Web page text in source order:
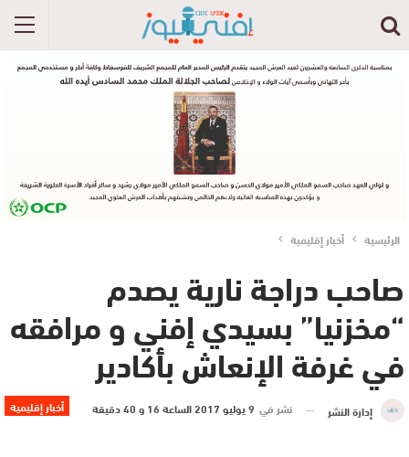
الرئيسية أخبار إقليمية
صاحب دراجة نارية يصدم
“مخزنيا” بسيدي إفني و مرافقه
في غرفة الإنعاش بأكادير
أخبار إقليمية إدارة النشر نشر في 9 يوليو 2017 الساعة 16 و 40 دقيقة